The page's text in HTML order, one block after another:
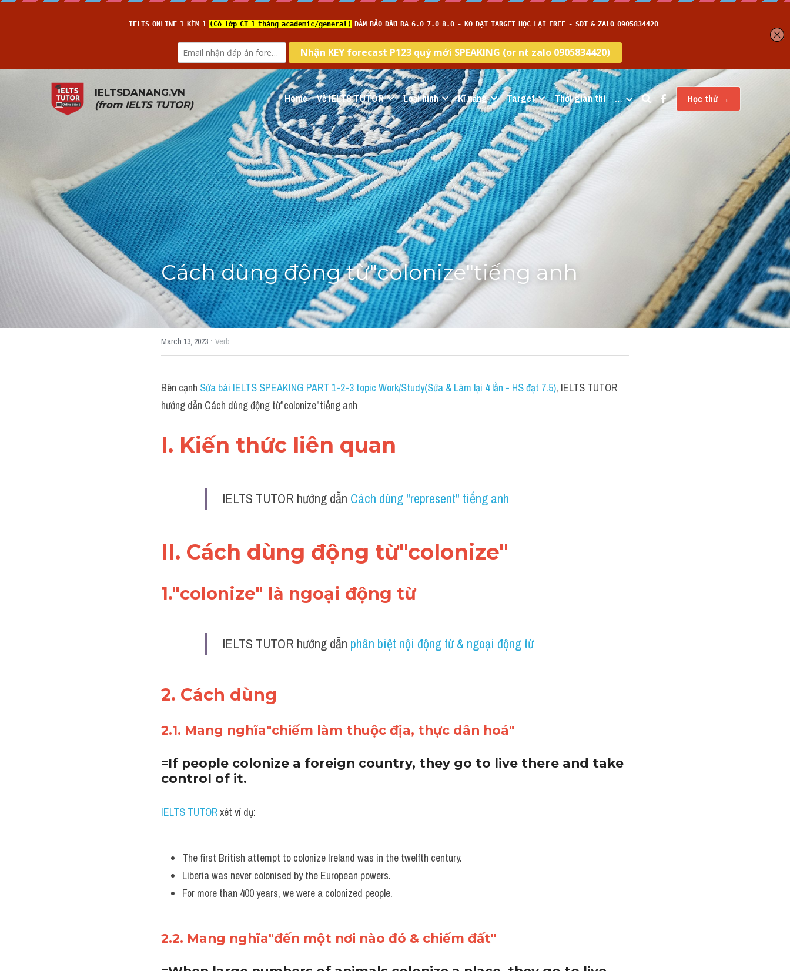
IELTSDANANG.VN
(from IELTS TUTOR) Home Về IELTS TUTOR Loại hình Kĩ năng Target Thời gian thi … Học thử →
Cách dùng động từ"colonize"tiếng anh
March 13, 2023 · Verb
Bên cạnh Sửa bài IELTS SPEAKING PART 1-2-3 topic Work/Study(Sửa & Làm lại 4 lần - HS đạt 7.5), IELTS TUTOR
hướng dẫn Cách dùng động từ"colonize"tiếng anh
I. Kiến thức liên quan
IELTS TUTOR hướng dẫn Cách dùng "represent" tiếng anh
II. Cách dùng động từ"colonize"
1."colonize" là ngoại động từ
IELTS TUTOR hướng dẫn phân biệt nội động từ & ngoại động từ
2. Cách dùng
2.1. Mang nghĩa"chiếm làm thuộc địa, thực dân hoá"
=If people colonize a foreign country, they go to live there and take
control of it.
IELTS TUTOR xét ví dụ:
The first British attempt to colonize Ireland was in the twelfth century.
Liberia was never colonised by the European powers.
For more than 400 years, we were a colonized people.
2.2. Mang nghĩa"đến một nơi nào đó & chiếm đất"